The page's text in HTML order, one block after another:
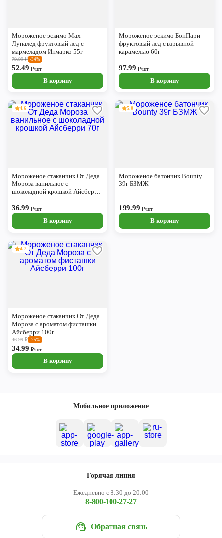
Мороженое эскимо Max
Луналед фруктовый лед с
мармеладом Инмарко 55г
79.99₽ -34%
52.49₽/шт
В корзину
Мороженое эскимо БонПари
фруктовый лед с взрывной
карамелью 60г
97.99₽/шт
В корзину
4.6
Мороженое стаканчик От Деда
Мороза ванильное с
шоколадной крошкой Айсберри
36.99₽/шт
В корзину
5.0
Мороженое батончик Bounty
39г БЗМЖ
199.99 ₽/шт
В корзину
4.7
Мороженое стаканчик От Деда
Мороза с ароматом фисташки
Айсберри 100г
46.99₽ -25%
34.99₽/шт
В корзину
Мобильное приложение
Горячая линия
Ежедневно с 8:30 до 20:00
8-800-100-27-27
Обратная связь